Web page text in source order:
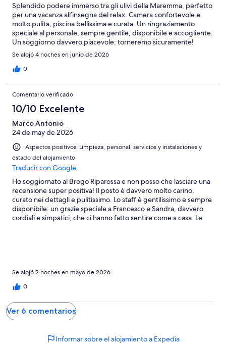
Splendido podere immerso tra gli ulivi della Maremma, perfetto
per una vacanza all’insegna del relax. Camera confortevole e
molto pulita, piscina bellissima e curata. Un ringraziamento
speciale al personale, sempre gentile, disponibile e accogliente.
Un soggiorno davvero piacevole: torneremo sicuramente!
Se alojó 4 noches en junio de 2026
0
Comentario verificado
10/10 Excelente
Marco Antonio
24 de may de 2026
Aspectos positivos: Limpieza, personal, servicios y instalaciones y
estado del alojamiento
Traducir con Google
Ho soggiornato al Brogo Riparossa e non posso che lasciare una
recensione super positiva! Il posto è davvero molto carino,
curato nei dettagli e pulitissimo. Lo staff è gentilissimo e sempre
disponibile: un grazie speciale a Francesco e Sandra, davvero
cordiali e simpatici, che ci hanno fatto sentire come a casa. Le
Se alojó 2 noches en mayo de 2026
0
Ver 6 comentarios
Informar sobre el alojamiento a Expedia